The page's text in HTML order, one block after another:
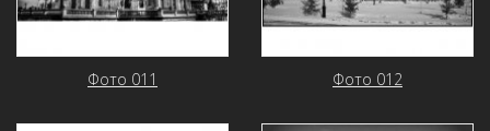
Фото 011 Фото 012